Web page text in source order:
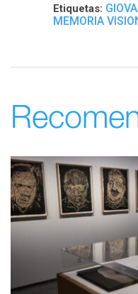
Etiquetas:
MEMORIA